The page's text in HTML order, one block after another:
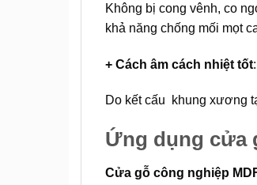
Không bị cong vênh, co
khả năng chống mối mọt
+ Cách âm cách nhiệt tốt:
Do kết cấu khung xương
Ứng dụng cửa
Cửa gỗ công nghiệp